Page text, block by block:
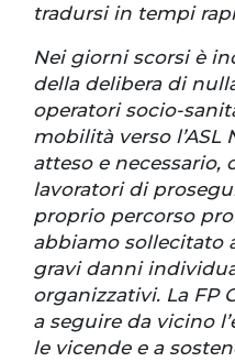
tradursi in tempi
Nei giorni scorsi è
della delibera di
operatori socio-
mobilità verso l’ASL
atteso e necessario,
lavoratori di
proprio percorso
abbiamo sollecitato
gravi danni
organizzativi. La FP
a seguire da vicino
le vicende e a